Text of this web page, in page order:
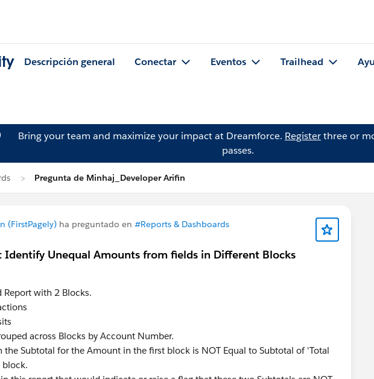
Descripción general Conectar Eventos Trailhead
Bring your team and maximize your impact at Dreamforce. Registerthree or
passes.
Pregunta de Minhaj_Developer Arifin
(FirstPagely) ha preguntado en #Reports & Dashboards
Identify Unequal Amounts from fields in Different Blocks
Report with 2 Blocks.
across Blocks by Account Number.
Subtotal for the Amount in the first block is NOT Equal to Subtotal of 'Total
block.